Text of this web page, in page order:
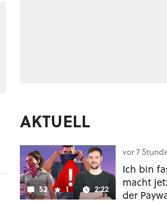
AKTUELL
52 1 2:22
vor 7
Ich bin
macht
der